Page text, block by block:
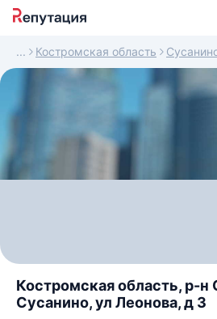
Костромская область
Костромская область, р-н
Сусанино, ул Леонова, д 3